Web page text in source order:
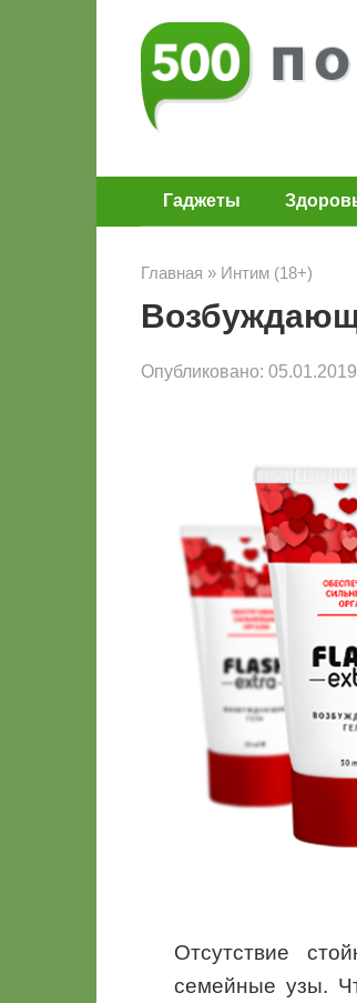
Гаджеты
Главная » Интим (18+)
Опубликовано: 05.01.2019
Отсутствие
семейные узы.